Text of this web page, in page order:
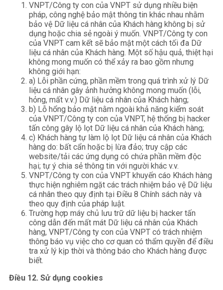
VNPT/Công ty con của VNPT sử dụng nhiều biện
pháp, công nghệ bảo mật thông tin khác nhau nhằm
bảo vệ Dữ liệu cá nhân của Khách hàng không bị sử
dụng hoặc chia sẻ ngoài ý muốn. VNPT/Công ty con
của VNPT cam kết sẽ bảo mật một cách tối đa Dữ
liệu cá nhân của Khách hàng. Một số hậu quả, thiệt hại
không mong muốn có thể xảy ra bao gồm nhưng
không giới hạn:
a) Lỗi phần cứng, phần mềm trong quá trình xử lý Dữ
liệu cá nhân gây ảnh hưởng không mong muốn (lỗi,
hỏng, mất v.v.) Dữ liệu cá nhân của Khách hàng;
b) Lỗ hổng bảo mật nằm ngoài khả năng kiểm soát
của VNPT/Công ty con của VNPT, hệ thống bị hacker
tấn công gây lộ lọt Dữ liệu cá nhân của Khách hàng;
c) Khách hàng tự làm lộ lọt Dữ liệu cá nhân của Khách
hàng do: bất cẩn hoặc bị lừa đảo; truy cập các
website/tải các ứng dụng có chứa phần mềm độc
hại; tự ý chia sẻ thông tin với người khác v.v.
VNPT/Công ty con của VNPT khuyến cáo Khách hàng
thực hiện nghiêm ngặt các trách nhiệm bảo vệ Dữ liệu
cá nhân theo quy định tại Điều 8 Chính sách này và
theo quy định của pháp luật.
Trường hợp máy chủ lưu trữ dữ liệu bị hacker tấn
công dẫn đến mất mát Dữ liệu cá nhân của Khách
hàng, VNPT/Công ty con của VNPT có trách nhiệm
thông báo vụ việc cho cơ quan có thẩm quyền để điều
tra xử lý kịp thời và thông báo cho Khách hàng được
biết.
Điều 12. Sử dụng cookies